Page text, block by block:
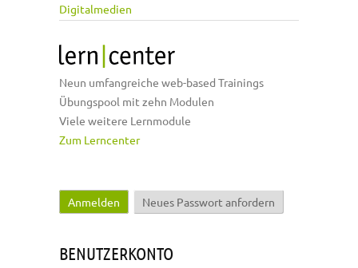
Digitalmedien
Neun umfangreiche web-based Trainings
Übungspool mit zehn Modulen
Viele weitere Lernmodule
Zum Lerncenter
Haupt-Reiter
Anmelden (aktiver Reiter)
Neues Passwort anfordern
BENUTZERKONTO